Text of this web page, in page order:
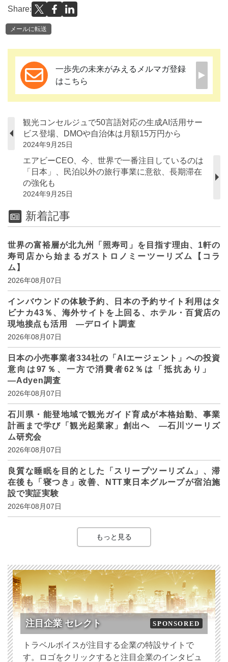
Share:
メールに転送
一歩先の未来がみえるメルマガ登録
はこちら
観光コンセルジュで50言語対応の生成AI活用サー
ビス登場、DMOや自治体は月額15万円から
2024年9月25日
エアビーCEO、今、世界で一番注目しているのは
「日本」、民泊以外の旅行事業に意欲、長期滞在
の強化も
2024年9月25日
新着記事
世界の富裕層が北九州「照寿司」を目指す理由、1軒の
寿司店から始まるガストロノミーツーリズム【コラ
ム】
2026年08月07日
インバウンドの体験予約、日本の予約サイト利用はタ
ビナカ43％、海外サイトを上回る、ホテル・百貨店の
現地接点も活用 ―デロイト調査
2026年08月07日
日本の小売事業者334社の「AIエージェント」への投資
意向は97％、一方で消費者62％は「抵抗あり」
―Adyen調査
2026年08月07日
石川県・能登地域で観光ガイド育成が本格始動、事業
計画まで学び「観光起業家」創出へ ―石川ツーリズ
ム研究会
2026年08月07日
良質な睡眠を目的とした「スリープツーリズム」、滞
在後も「寝つき」改善、NTT東日本グループが宿泊施
設で実証実験
2026年08月07日
もっと見る
注目企業 セレクト SPONSORED
トラベルボイスが注目する企業の特設サイトで
す。ロゴをクリックすると注目企業のインタビュ